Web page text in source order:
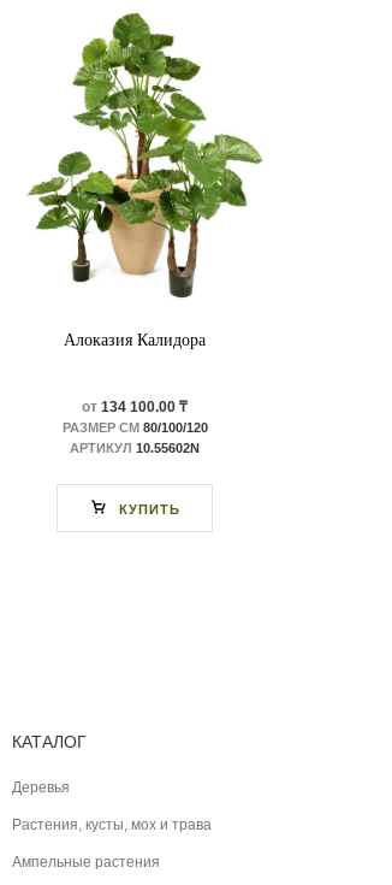
Алоказия Калидора
от 134 100.00 ₸
РАЗМЕР СМ80/100/120
АРТИКУЛ 10.55602N
КУПИТЬ
КАТАЛОГ
Деревья
Растения, кусты, мох и трава
Ампельные растения